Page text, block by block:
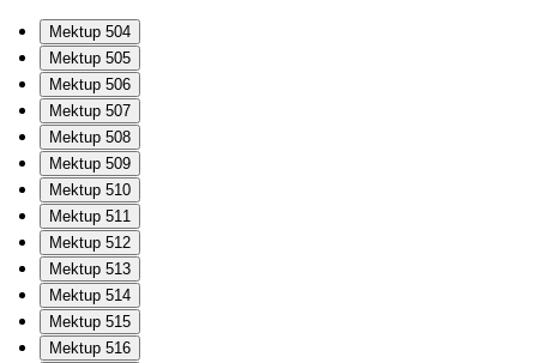
Mektup 504
Mektup 505
Mektup 506
Mektup 507
Mektup 508
Mektup 509
Mektup 510
Mektup 511
Mektup 512
Mektup 513
Mektup 514
Mektup 515
Mektup 516